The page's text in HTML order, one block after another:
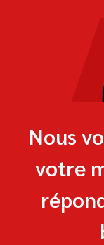
Nous
votre